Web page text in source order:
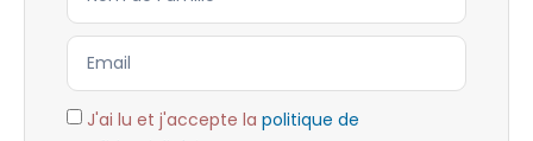
J'ai lu et j'accepte la politique de